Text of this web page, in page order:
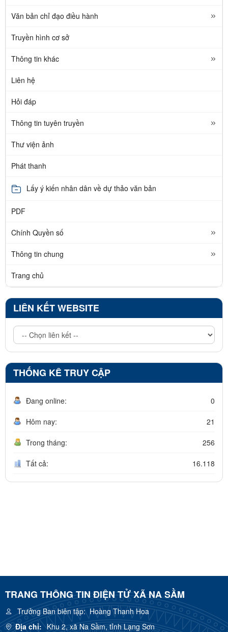
Văn bản chỉ đạo điều hành
Truyền hình cơ sở
Thông tin khác
Liên hệ
Hỏi đáp
Thông tin tuyên truyền
Thư viện ảnh
Phát thanh
Lấy ý kiến nhân dân về dự thảo văn bản
PDF
Chính Quyền số
Thông tin chung
Trang chủ
LIÊN KẾT WEBSITE
THỐNG KÊ TRUY CẬP
Đang online: 0
Hôm nay: 21
Trong tháng: 256
Tất cả: 16.118
TRANG THÔNG TIN ĐIỆN TỬ XÃ NA SẦM
Trưởng Ban biên tập:Hoàng Thanh Hoa
Địa chỉ: Khu 2, xã Na Sầm, tỉnh Lạng Sơn